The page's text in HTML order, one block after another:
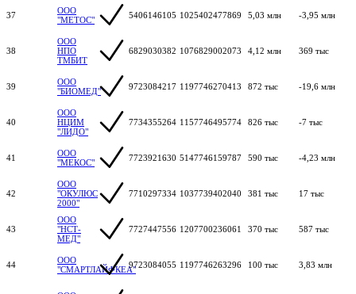
37
ООО
"МЕТОС"
5406146105 1025402477869 5,03 млн -3,95 млн
38
ООО
НПО
ТМБИТ
6829030382 1076829002073 4,12 млн 369 тыс
39
ООО
"БИОМЕД"
9723084217 1197746270413 872 тыс -19,6 млн
40
ООО
НЦИМ
"ЛИДО"
7734355264 1157746495774 826 тыс -7 тыс
41
ООО
"МЕКОС"
7723921630 5147746159787 590 тыс -4,23 млн
42
ООО
"ОКУЛЮС
2000"
7710297334 1037739402040 381 тыс 17 тыс
43
ООО
"НСТ-
МЕД"
7727447556 1207700236061 370 тыс 587 тыс
44
ООО
"СМАРТЛАЙФКЕА"9723084055 1197746263296 100 тыс 3,83 млн